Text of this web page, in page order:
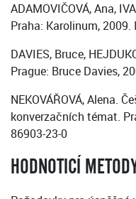
ADAMOVIČOVÁ, Ana,
Praha: Karolinum, 2009.
DAVIES, Bruce,
Prague: Bruce Davies,
NEKOVÁŘOVÁ, Alena.
konverzačních témat.
86903-23-0
HODNOTICÍ